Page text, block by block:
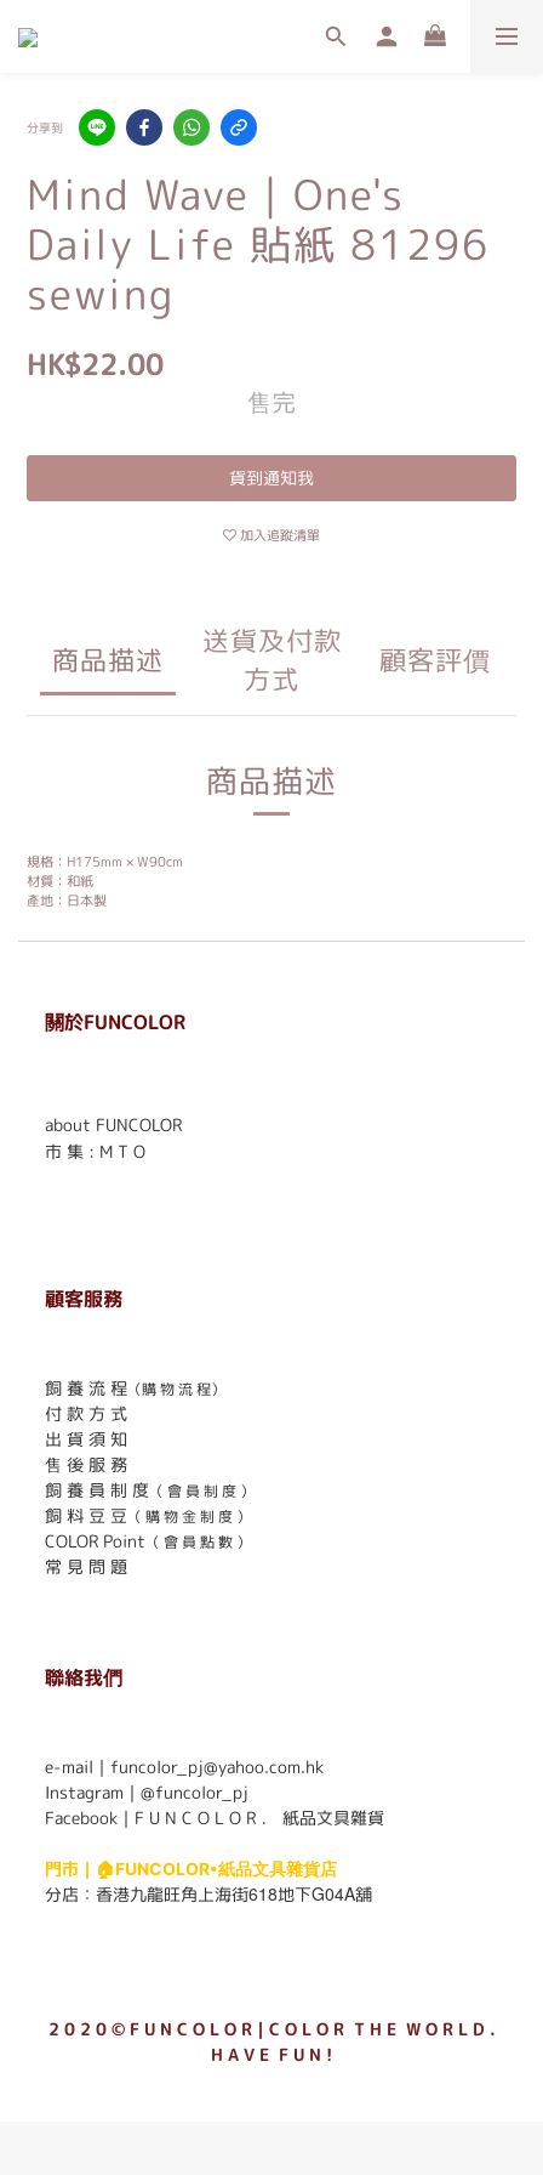
分享到
Mind Wave｜One's
Daily Life 貼紙 81296
sewing
HK$22.00
售完
貨到通知我
加入追蹤清單
商品描述
送貨及付款
方式
顧客評價
商品描述
規格：H175mm × W90cm
材質：和紙
產地：日本製
關於FUNCOLOR
about FUNCOLOR
市 集 : M T O
顧客服務
飼 養 流 程 （購 物 流 程）
付 款 方 式
出 貨 須 知
售 後 服 務
飼 養 員 制 度 （ 會 員 制 度 ）
飼 料 豆 豆 （ 購 物 金 制 度 ）
COLOR Point （ 會 員 點 數 ）
常 見 問 題
聯絡我們
e-mail｜funcolor_pj@yahoo.com.hk
Instagram｜ @funcolor_pj
Facebook｜ F U N C O L O R ． 紙品文具雜貨
門市｜ 🏠FUNCOLOR•紙品文具雜貨店
分店： 香港九龍旺角上海街618地下G04A舖
2 0 2 0 © F U N C O L O R｜C O L O R T H E W O R L D .
H A V E F U N !